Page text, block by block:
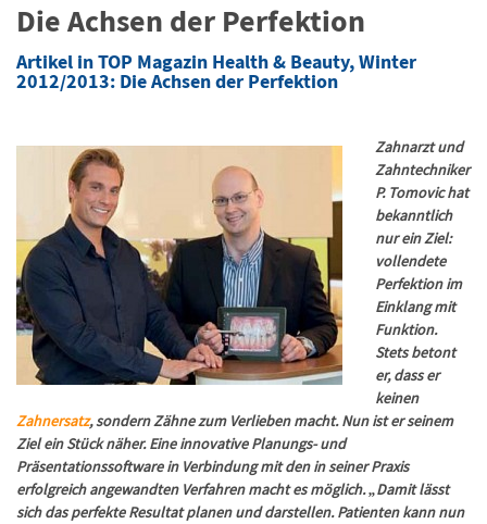
Die Achsen der Perfektion
Artikel in TOP Magazin Health & Beauty, Winter
2012/2013: Die Achsen der Perfektion
Zahnarzt und
Zahntechniker
P. Tomovic hat
bekanntlich
nur ein Ziel:
vollendete
Perfektion im
Einklang mit
Funktion.
Stets betont
er, dass er
keinen
Zahnersatz, sondern Zähne zum Verlieben macht. Nun ist er seinem
Ziel ein Stück näher. Eine innovative Planungs- und
Präsentationssoftware in Verbindung mit den in seiner Praxis
erfolgreich angewandten Verfahren macht es möglich. „Damit lässt
sich das perfekte Resultat planen und darstellen. Patienten kann nun